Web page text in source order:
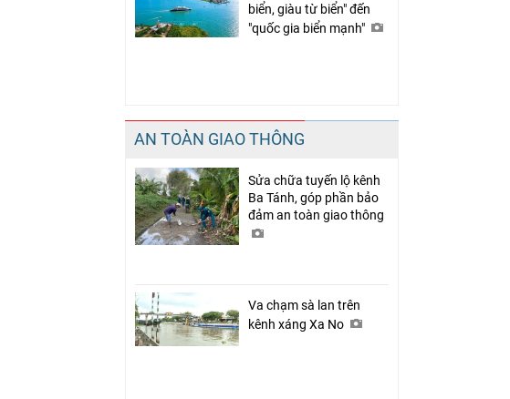
biển, giàu từ biển" đến
"quốc gia biển mạnh"
AN TOÀN GIAO THÔNG
Sửa chữa tuyến lộ kênh
Ba Tánh, góp phần bảo
đảm an toàn giao thông
Va chạm sà lan trên
kênh xáng Xa No